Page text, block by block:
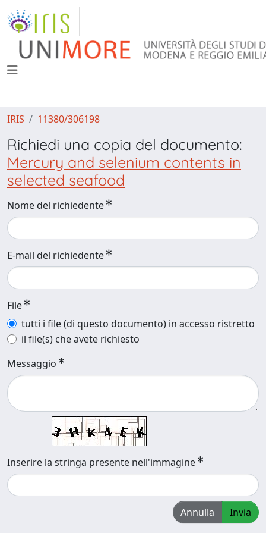
IRIS 11380/306198
Richiedi una copia del documento:
Mercury and selenium contents in
selected seafood
Nome del richiedente
E-mail del richiedente
File
tutti i file (di questo documento) in accesso ristretto
il file(s) che avete richiesto
Messaggio
Inserire la stringa presente nell'immagine
Annulla Invia